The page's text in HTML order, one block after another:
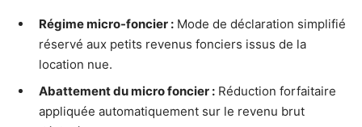
Régime micro-foncier : Mode de déclaration simplifié
réservé aux petits revenus fonciers issus de la
location nue.
Abattement du micro foncier : Réduction forfaitaire
appliquée automatiquement sur le revenu brut